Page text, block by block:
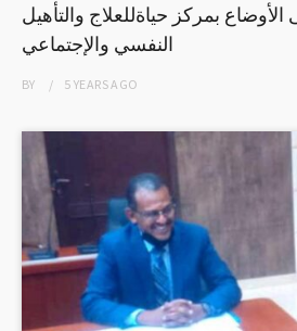
الأوضاع بمركز حياةللعلاج والتأهيل
النفسي والإجتماعي
BY 5 YEARSAGO